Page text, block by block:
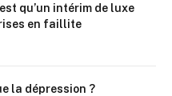
qu’un intérim de luxe
en faillite
la dépression ?